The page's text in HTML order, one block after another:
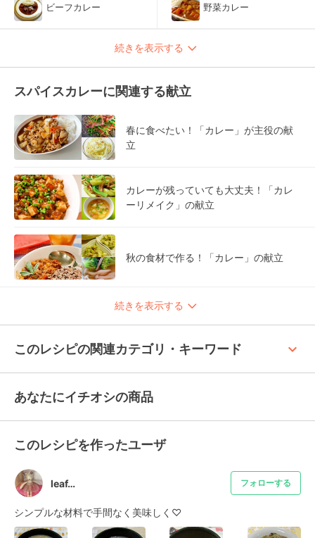
ビーフカレー 野菜カレー
続きを表示する
スパイスカレーに関連する献立
春に食べたい！「カレー」が主役の献
立
カレーが残っていても大丈夫！「カレ
ーリメイク」の献立
秋の食材で作る！「カレー」の献立
続きを表示する
このレシピの関連カテゴリ・キーワード keyboard_arrow_up
あなたにイチオシの商品
このレシピを作ったユーザ
leaf… フォローする
シンプルな材料で手間なく美味しく♡